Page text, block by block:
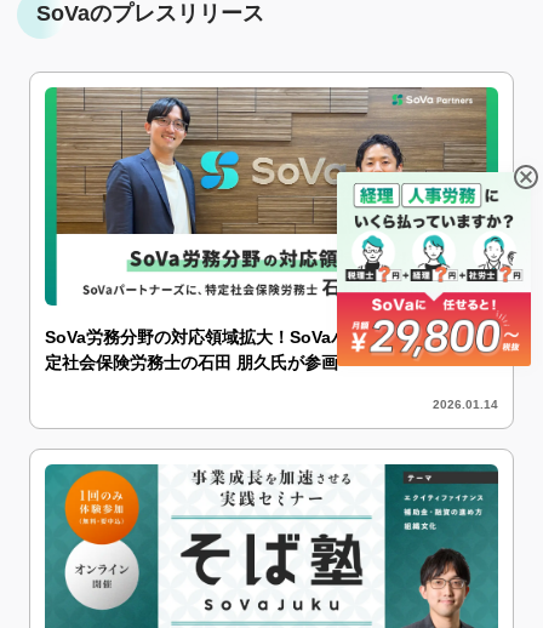
SoVaのプレスリリース
SoVa労務分野の対応領域拡大！SoVaパートナーズに、特
定社会保険労務士の石田 朋久氏が参画
2026.01.14